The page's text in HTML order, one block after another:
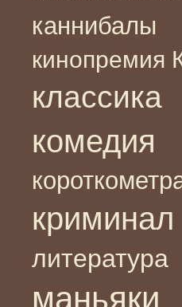
каннибалы
кинопремия
классика
комедия
криминал
литература
маньяки